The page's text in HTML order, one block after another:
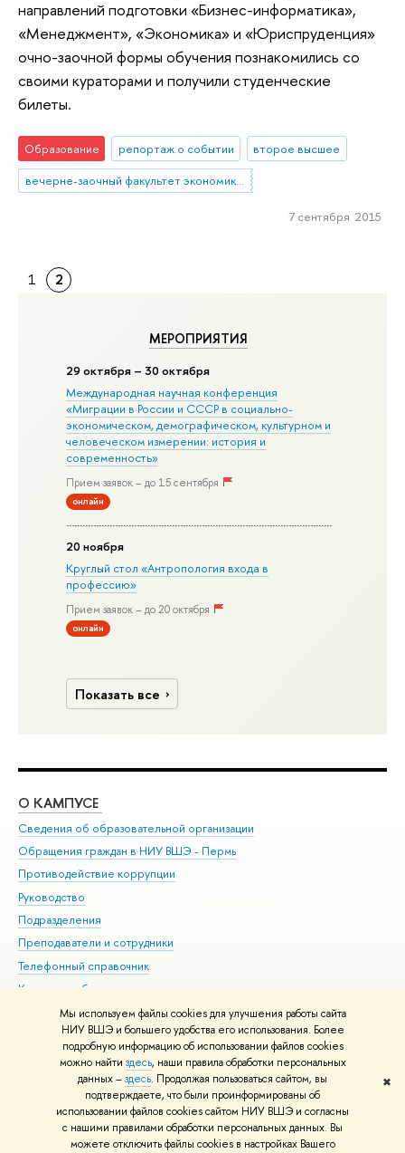
Мы используем файлы cookies для улучшения работы сайта
НИУ ВШЭ и большего удобства его использования. Более
подробную информацию об использовании файлов cookies
можно найти здесь, наши правила обработки персональных
данных –здесь. Продолжая пользоваться сайтом, вы
подтверждаете, что были проинформированы об
использовании файлов cookies сайтом НИУ ВШЭ и согласны
с нашими правилами обработки персональных данных. Вы
можете отключить файлы cookies в настройках Вашего
✖
МЕРОПРИЯТИЯ
29 октября – 30 октября
Международная научная конференция
«Миграции в Росcии и СССР в социально-
экономическом, демографическом, культурном и
человеческом измерении: история и
современность»
Прием заявок – до 15 сентября
онлайн
20 ноября
Круглый стол «Антропология входа в
профессию»
Прием заявок – до 20 октября
онлайн
Показать все
направлений подготовки «Бизнес-информатика»,
«Менеджмент», «Экономика» и «Юриспруденция»
очно-заочной формы обучения познакомились со
своими кураторами и получили студенческие
билеты.
Образование репортаж о событии
второе высшее
вечерне-заочный факультет экономики и управления
7 сентября 2015
1 2
О КАМПУСЕ
Сведения об образовательной организации
Обращения граждан в НИУ ВШЭ - Пермь
Противодействие коррупции
Руководство
Подразделения
Преподаватели и сотрудники
Телефонный справочник
Корпуса и общежития
ВШЭ для студентов с ограниченными возможностями
здоровья и инвалидностью
Единая платежная страница
© НИУ ВШЭ 1993–2026 Условия использования материалов Адреса
и контакты Карта сайта
Шрифты HSE Sans и HSE Slab разработаны вШколе дизайна НИУ ВШЭ